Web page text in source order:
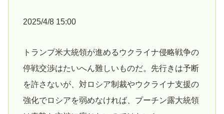
2025/4/8 15:00
トランプ米大統領が進めるウクライナ侵略戦争の
停戦交渉はたいへん難しいものだ。先行きは予断
を許さないが、対ロシア制裁やウクライナ支援の
強化でロシアを弱めなければ、プーチン露大統領